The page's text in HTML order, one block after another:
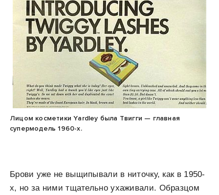
Лицом косметики Yardley была Твигги — главная
супермодель 1960-х.
Брови уже не выщипывали в ниточку, как в 1950-
х, но за ними тщательно ухаживали. Образцом